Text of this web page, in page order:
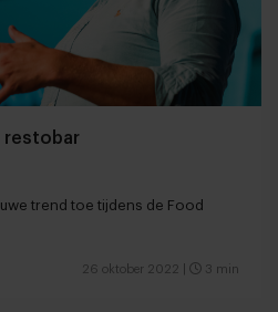
restobar
trend toe tijdens de Food
26 oktober 2022 3 min